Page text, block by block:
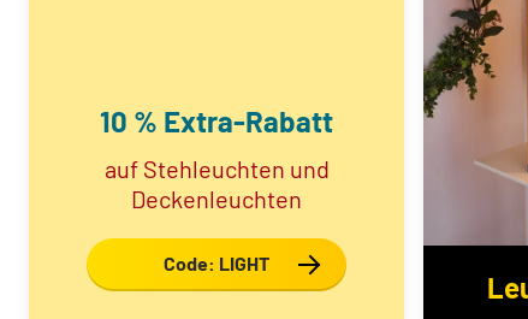
10 % Extra-Rabatt
auf Stehleuchten und
Deckenleuchten
Code: LIGHT